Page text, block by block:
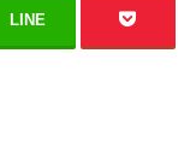
LINE